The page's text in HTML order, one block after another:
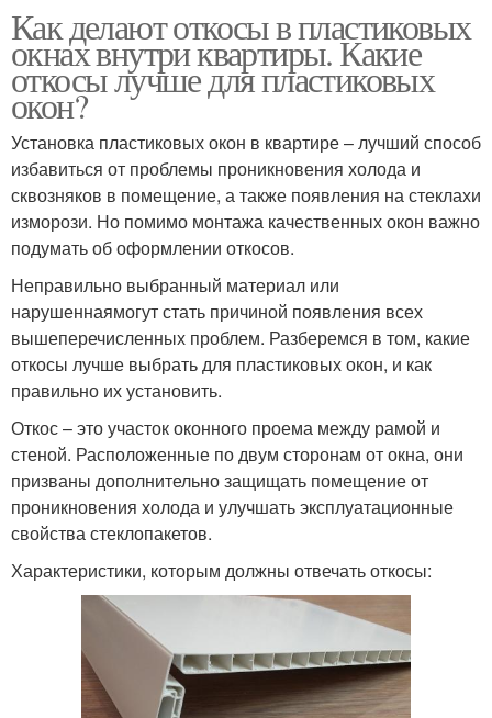
Как делают откосы в пластиковых
окнах внутри квартиры. Какие
откосы лучше для пластиковых
окон?
Установка пластиковых окон в квартире – лучший способ
избавиться от проблемы проникновения холода и
сквозняков в помещение, а также появления на стеклахи
изморози. Но помимо монтажа качественных окон важно
подумать об оформлении откосов.
Неправильно выбранный материал или
нарушеннаямогут стать причиной появления всех
вышеперечисленных проблем. Разберемся в том, какие
откосы лучше выбрать для пластиковых окон, и как
правильно их установить.
Откос – это участок оконного проема между рамой и
стеной. Расположенные по двум сторонам от окна, они
призваны дополнительно защищать помещение от
проникновения холода и улучшать эксплуатационные
свойства стеклопакетов.
Характеристики, которым должны отвечать откосы: